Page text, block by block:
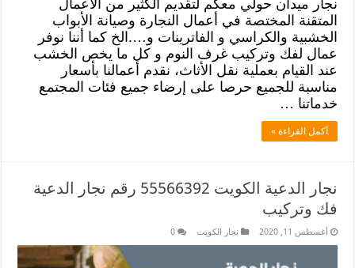
نجار ميدان حولي معكم لتقديم الكثير من الأعمال
المتقنة المختصة في أعمال النجارة وصيانة الأبواب
الخشبية والكراسي و الفاترينات و….الخ كما أننا نوفر
عمال لفك وتركيب غرف النوم و كل ما يخص الخشب
عند القيام بعملية نقل الأثاث، نقدم أعمالنا بأسعار
مناسبة للجميع حرصا على إرضاء جميع فئات المجتمع
خدماتنا …
أكمل القراءة »
نجار الدعية الكويت 55566392 رقم نجار الدعية
فك وتركيب
أغسطس 11, 2020 نجار الكويت 0